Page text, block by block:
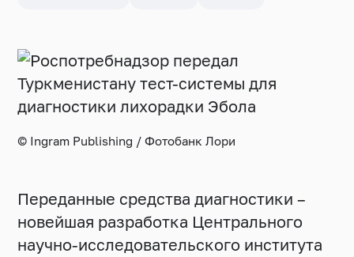
© Ingram Publishing / Фотобанк Лори
Переданные средства диагностики –
новейшая разработка Центрального
научно-исследовательского института